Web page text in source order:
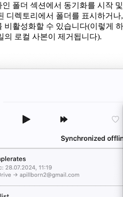
폴더 섹션에서 동기화를 시작 및
디렉토리에서 폴더를 표시하거나,
비활성화할 수 있습니다(이렇게 하
의 로컬 사본이 제거됩니다).